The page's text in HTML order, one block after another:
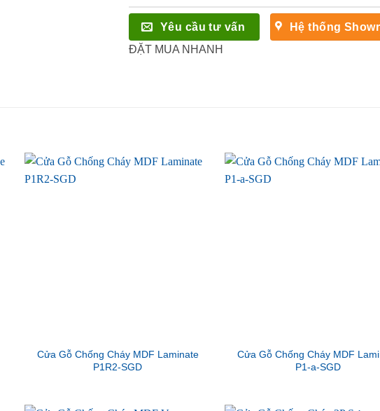
Yêu cầu tư vấn
Hệ thống
ĐẶT MUA NHANH
Cửa Gỗ Chống Cháy MDF Laminate
P1R2-SGD
Cửa Gỗ Chống Cháy MDF
P1-a-SGD